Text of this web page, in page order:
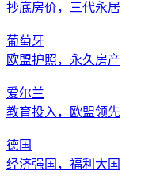
抄底房价，三代永居
葡萄牙
欧盟护照，永久房产
爱尔兰
教育投入，欧盟领先
德国
经济强国，福利大国